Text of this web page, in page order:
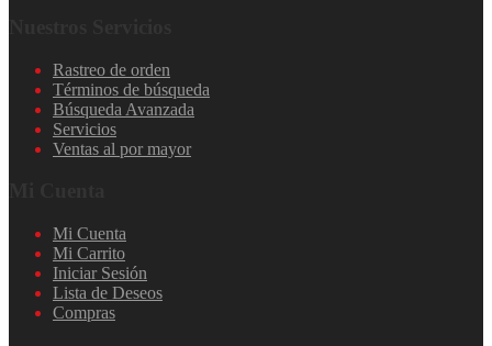
Rastreo de orden
Términos de búsqueda
Búsqueda Avanzada
Servicios
Ventas al por mayor
Mi Cuenta
Mi Carrito
Iniciar Sesión
Lista de Deseos
Compras